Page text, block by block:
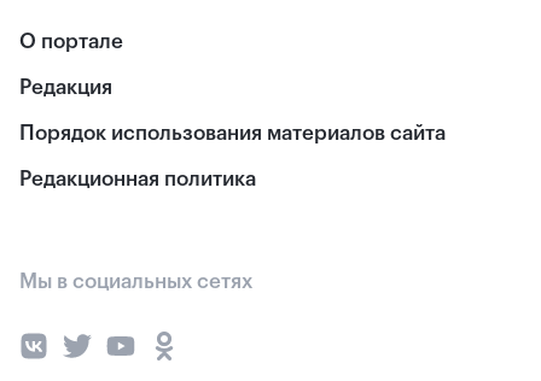
О портале
Редакция
Порядок использования материалов сайта
Редакционная политика
Мы в социальных сетях